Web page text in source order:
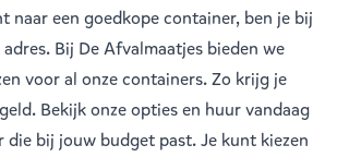
naar een goedkope container, ben je bij
Bij De Afvalmaatjes bieden we
voor al onze containers. Zo krijg je
Bekijk onze opties en huur vandaag
die bij jouw budget past. Je kunt kiezen